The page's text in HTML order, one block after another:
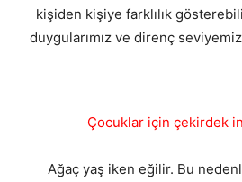
kişiden kişiye farklılık
duygularımız ve direnç
Çocuklar için çekirdek
Ağaç yaş iken eğilir. Bu